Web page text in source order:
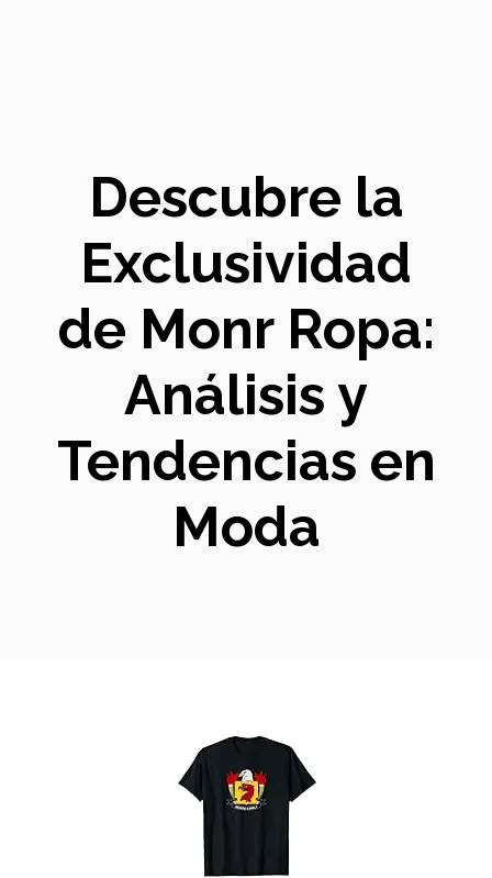
Descubre la
Exclusividad
de Monr Ropa:
Análisis y
Tendencias en
Moda